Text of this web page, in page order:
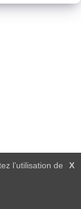
X
l’utilisation de